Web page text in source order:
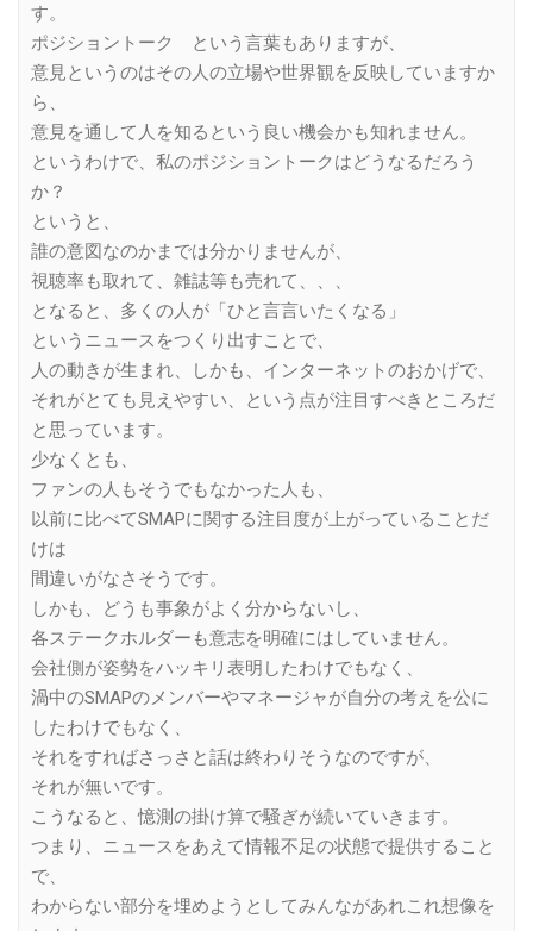
す。
ポジショントーク という言葉もありますが、
意見というのはその人の立場や世界観を反映していますか
ら、
意見を通して人を知るという良い機会かも知れません。
というわけで、私のポジショントークはどうなるだろう
か？
というと、
誰の意図なのかまでは分かりませんが、
視聴率も取れて、雑誌等も売れて、、、
となると、多くの人が「ひと言言いたくなる」
というニュースをつくり出すことで、
人の動きが生まれ、しかも、インターネットのおかげで、
それがとても見えやすい、という点が注目すべきところだ
と思っています。
少なくとも、
ファンの人もそうでもなかった人も、
以前に比べてSMAPに関する注目度が上がっていることだ
けは
間違いがなさそうです。
しかも、どうも事象がよく分からないし、
各ステークホルダーも意志を明確にはしていません。
会社側が姿勢をハッキリ表明したわけでもなく、
渦中のSMAPのメンバーやマネージャが自分の考えを公に
したわけでもなく、
それをすればさっさと話は終わりそうなのですが、
それが無いです。
こうなると、憶測の掛け算で騒ぎが続いていきます。
つまり、ニュースをあえて情報不足の状態で提供すること
で、
わからない部分を埋めようとしてみんながあれこれ想像を